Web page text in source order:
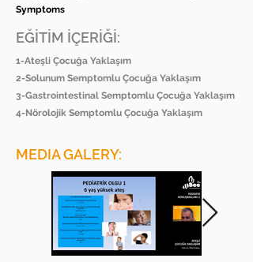
Symptoms
EĞİTİM İÇERİĞİ:
1-Ateşli Çocuğa Yaklaşım
2-Solunum Semptomlu Çocuğa Yaklaşım
3-Gastrointestinal Semptomlu Çocuğa Yaklaşım
4-Nörolojik Semptomlu Çocuğa Yaklaşım
MEDIA GALERY: